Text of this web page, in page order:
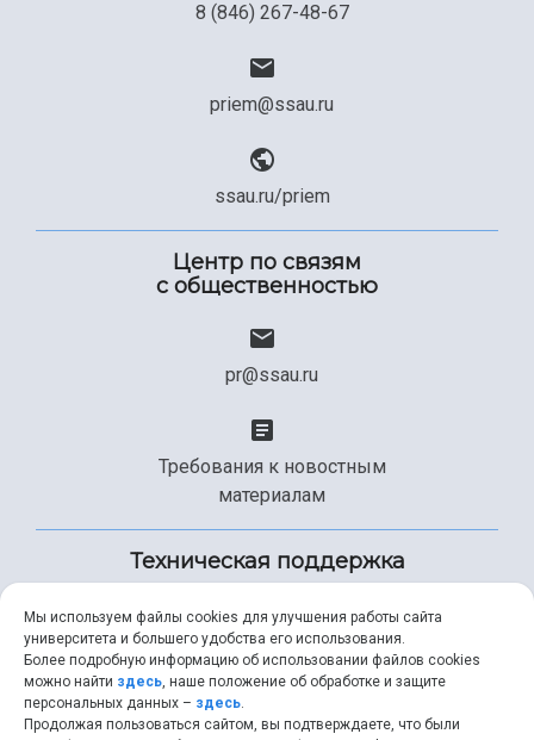
8 (846) 267-48-67
priem@ssau.ru
ssau.ru/priem
Центр по связям
с общественностью
pr@ssau.ru
Требования к новостным
материалам
Техническая поддержка
+7 (846) 267-49-99
Мы используем файлы cookies для улучшения работы сайта
университета и большего удобства его использования.
Более подробную информацию об использовании файлов cookies
можно найти здесь, наше положение об обработке и защите
персональных данных – здесь.
Продолжая пользоваться сайтом, вы подтверждаете, что были